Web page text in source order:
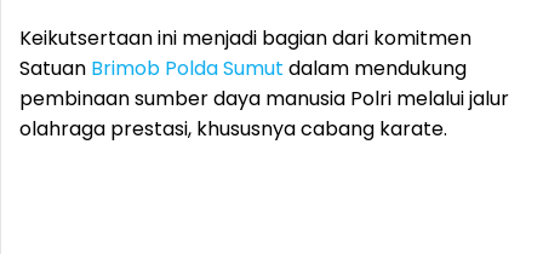
Keikutsertaan ini menjadi bagian dari komitmen
Satuan Brimob Polda Sumut dalam mendukung
pembinaan sumber daya manusia Polri melalui jalur
olahraga prestasi, khususnya cabang karate.